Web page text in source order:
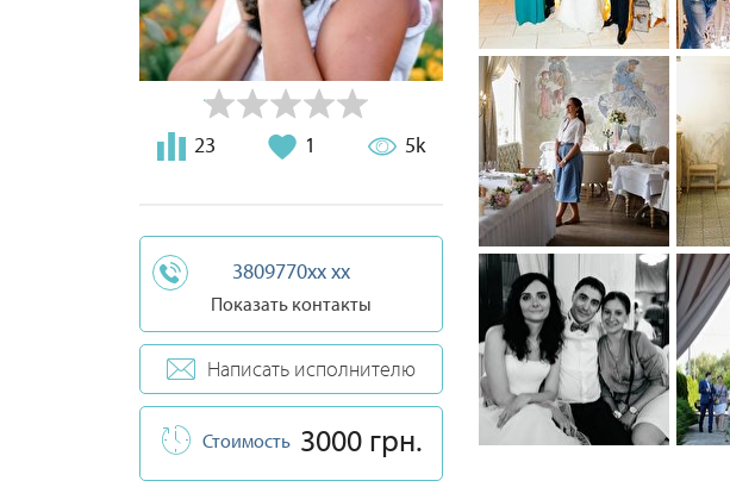
23 1 5k
3809770xx xx
Показать контакты
Написать исполнителю
Стоимость 3000 грн.
0 0